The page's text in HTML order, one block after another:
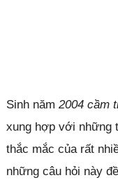
Sinh năm 2004 cầm
xung hợp với những
thắc mắc của rất
những câu hỏi này